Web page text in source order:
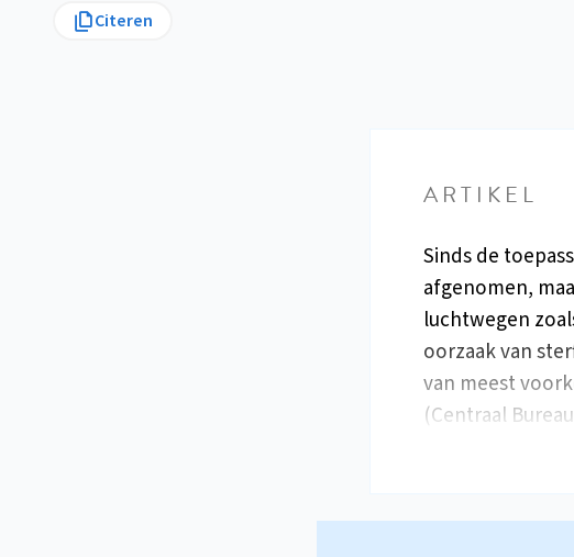
Citeren
ARTIKEL
Sinds de
afgenomen,
luchtwegen
oorzaak van
van meest
(Centraal